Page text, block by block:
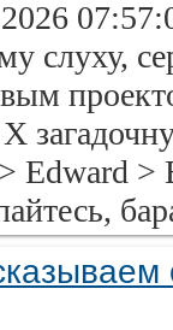
слуху,
Edward >